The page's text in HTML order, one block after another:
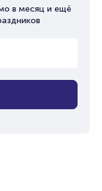
в месяц и ещё